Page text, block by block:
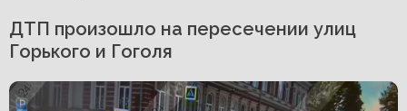
ДТП произошло на пересечении улиц
Горького и Гоголя